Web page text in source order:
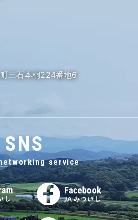
三石本桐224番地6
SNS
service